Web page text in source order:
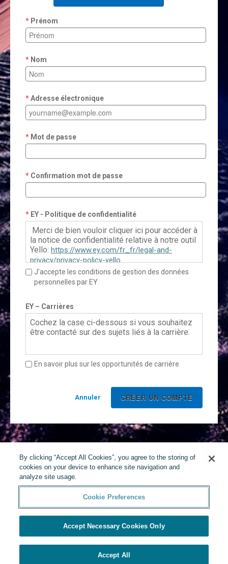
Prénom
Nom
Adresse électronique
Mot de passe
Confirmation mot de passe
EY - Politique de confidentialité
Merci de bien vouloir cliquer ici pour accéder à
la notice de confidentialité relative à notre outil
Yello: https://www.ey.com/fr_fr/legal-and-
privacy/privacy-policy-yello
privacy/privacy-policy-yello
J’accepte les conditions de gestion des données
personnelles par EY
EY – Carrières
Cochez la case ci-dessous si vous souhaitez
être contacté sur des sujets liés à la carrière.
En savoir plus sur les opportunités de carrière
Annuler
By clicking “Accept All Cookies”, you agree to the storing of
cookies on your device to enhance site navigation and
analyze site usage.
Cookie Preferences
Accept Necessary Cookies Only
Accept All